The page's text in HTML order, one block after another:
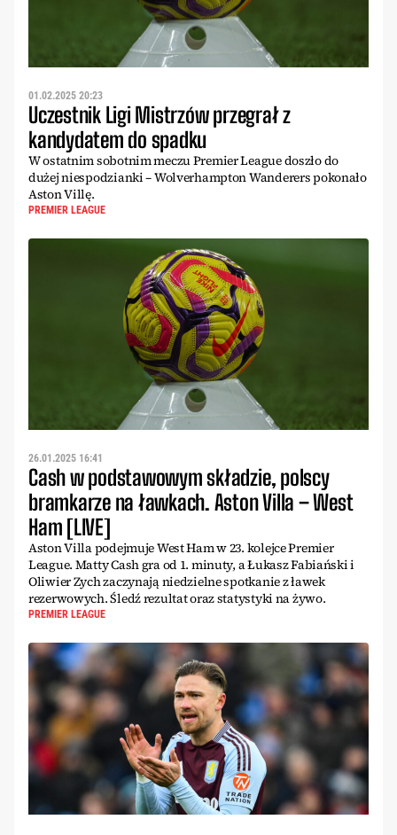
01.02.2025 20:23
Uczestnik Ligi Mistrzów przegrał z
kandydatem do spadku
W ostatnim sobotnim meczu Premier League doszło do
dużej niespodzianki – Wolverhampton Wanderers pokonało
Aston Villę.
PREMIER LEAGUE
26.01.2025 16:41
Cash w podstawowym składzie, polscy
bramkarze na ławkach. Aston Villa – West
Ham [LIVE]
Aston Villa podejmuje West Ham w 23. kolejce Premier
League. Matty Cash gra od 1. minuty, a Łukasz Fabiański i
Oliwier Zych zaczynają niedzielne spotkanie z ławek
rezerwowych. Śledź rezultat oraz statystyki na żywo.
PREMIER LEAGUE